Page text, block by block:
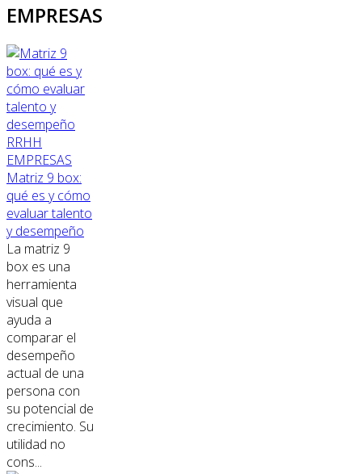
EMPRESAS
RRHH
EMPRESAS
Matriz 9 box:
qué es y cómo
evaluar talento
y desempeño
La matriz 9
box es una
herramienta
visual que
ayuda a
comparar el
desempeño
actual de una
persona con
su potencial de
crecimiento. Su
utilidad no
cons...